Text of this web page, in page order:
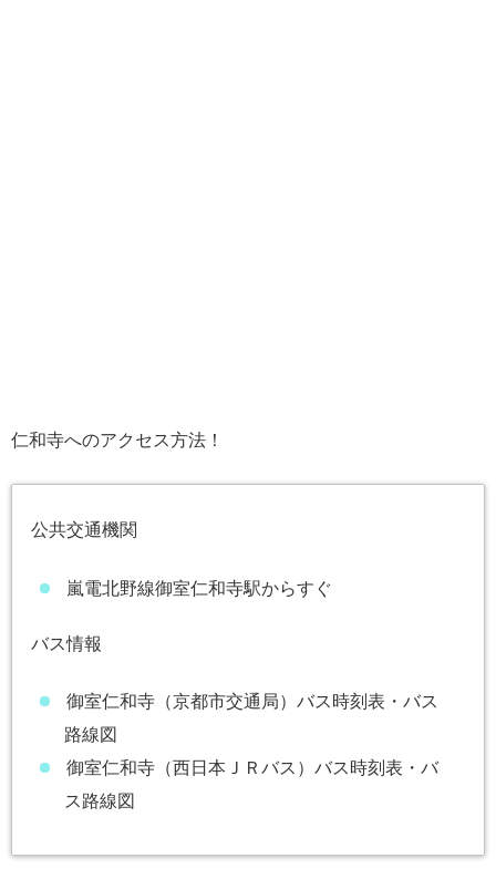
仁和寺へのアクセス方法！
公共交通機関
嵐電北野線御室仁和寺駅からすぐ
バス情報
御室仁和寺（京都市交通局）バス時刻表・バス
路線図
御室仁和寺（西日本ＪＲバス）バス時刻表・バ
ス路線図